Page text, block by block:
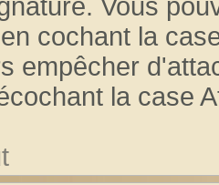
Vous
cochant la
empêcher
la case